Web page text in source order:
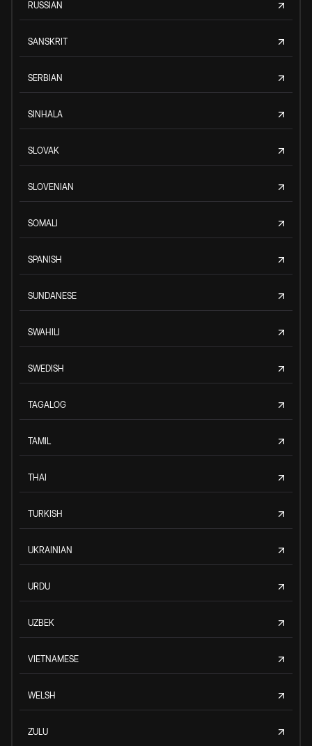
RUSSIAN
SANSKRIT
SERBIAN
SINHALA
SLOVAK
SLOVENIAN
SOMALI
SPANISH
SUNDANESE
SWAHILI
SWEDISH
TAGALOG
TAMIL
THAI
TURKISH
UKRAINIAN
URDU
UZBEK
VIETNAMESE
WELSH
ZULU